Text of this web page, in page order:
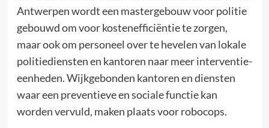
Antwerpen wordt een mastergebouw voor politie
gebouwd om voor kostenefficiëntie te zorgen,
maar ook om personeel over te hevelen van lokale
politiediensten en kantoren naar meer interventie-
eenheden. Wijkgebonden kantoren en diensten
waar een preventieve en sociale functie kan
worden vervuld, maken plaats voor robocops.